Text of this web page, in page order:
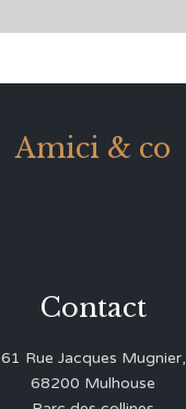
Amici & co
Contact
61 Rue Jacques Mugnier,
68200 Mulhouse